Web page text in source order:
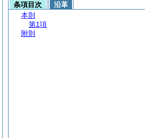
条項目次
沿革
本則
第1項
附則